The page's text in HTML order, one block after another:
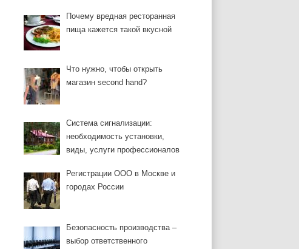
Почему вредная ресторанная
пища кажется такой вкусной
Что нужно, чтобы открыть
магазин second hand?
Система сигнализации:
необходимость установки,
виды, услуги профессионалов
Регистрации ООО в Москве и
городах России
Безопасность производства –
выбор ответственного